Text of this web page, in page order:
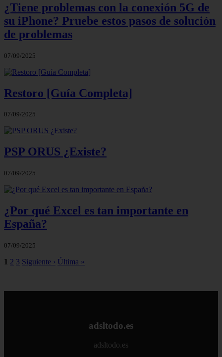
¿Tiene problemas con la conexión 5G de
su iPhone? Pruebe estos pasos de solución
de problemas
07/09/2025
Restoro [Guía Completa]
07/09/2025
PSP ORUS ¿Existe?
07/09/2025
¿Por qué Excel es tan importante en
España?
07/09/2025
1 2 3 Siguiente › Última »
adsltodo.es
adsltodo.es